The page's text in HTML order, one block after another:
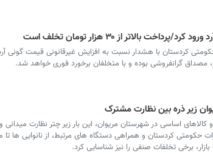
بالاتر از ۳۰ هزار تومان تخلف است
مصداق گرانفروشی بوده و با متخلفان برخورد فوری خواهد شد.
زیر ذره بین نظارت مشترک
اساسی در شهرستان مریوان، این بار زیر چتر نظارت
کردستان و همراهی دستگاه های مرتبط، از نانوایی ها تا
برخی تخلفات صنفی را نیز شناسایی کرد.
در امرالی درباره چه چیزی گفت‌وگو